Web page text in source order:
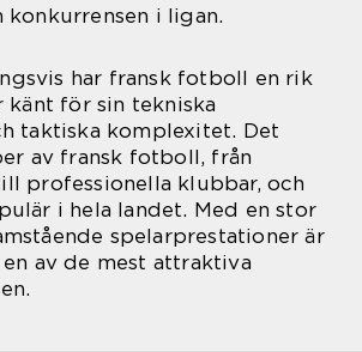
i ligan.
har fransk fotboll en rik
känt för sin tekniska
taktiska komplexitet. Det
av fransk fotboll, från
professionella klubbar, och
i hela landet. Med en stor
spelarprestationer är
av de mest attraktiva